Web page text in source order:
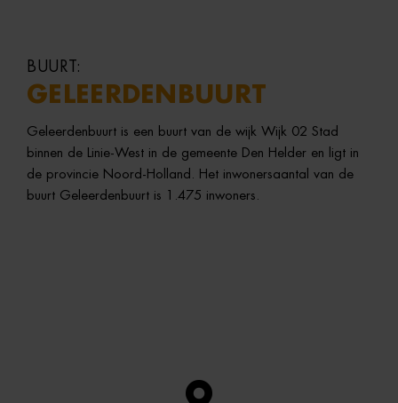
BUURT:
GELEERDENBUURT
Geleerdenbuurt is een buurt van de wijk Wijk 02 Stad
binnen de Linie-West in de gemeente Den Helder en ligt in
de provincie Noord-Holland. Het inwonersaantal van de
buurt Geleerdenbuurt is 1.475 inwoners.